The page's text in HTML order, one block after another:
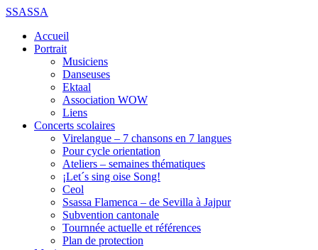
SSASSA
Accueil
Portrait
Musiciens
Danseuses
Ektaal
Association WOW
Liens
Concerts scolaires
Virelangue – 7 chansons en 7 langues
Pour cycle orientation
Ateliers – semaines thématiques
¡Let´s sing oise Song!
Ceol
Ssassa Flamenca – de Sevilla à Jajpur
Subvention cantonale
Tournnée actuelle et références
Plan de protection